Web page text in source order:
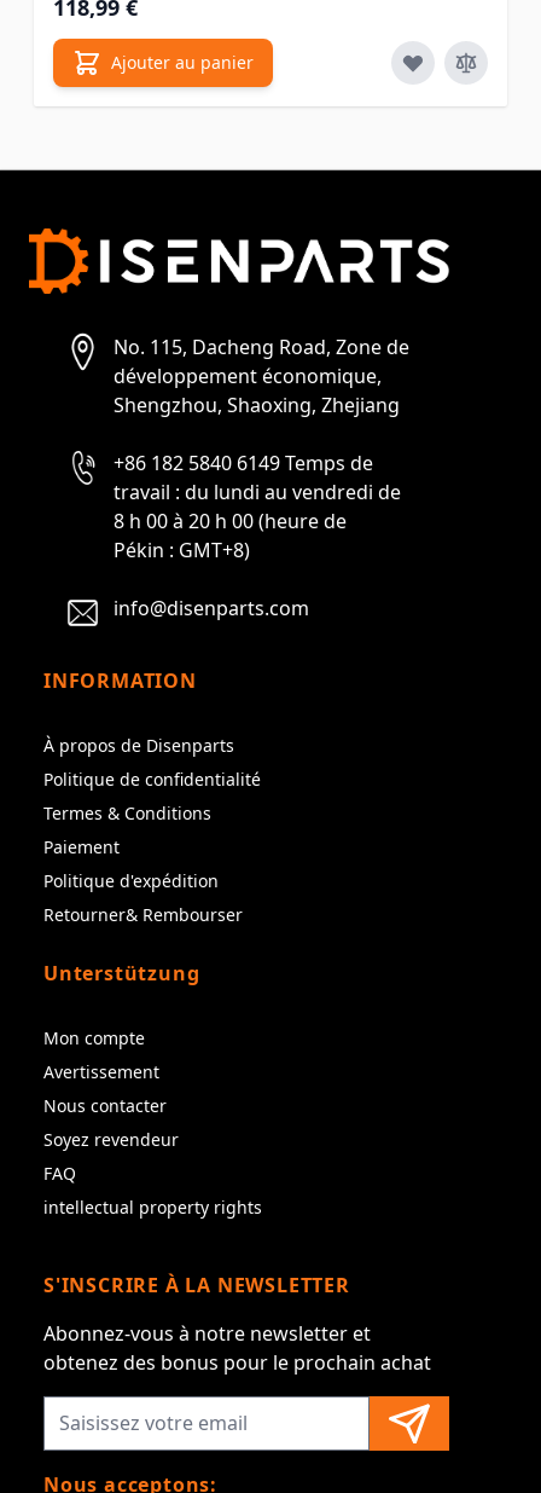
118,99 €
Ajouter au panier
No. 115, Dacheng Road, Zone de
développement économique,
Shengzhou, Shaoxing, Zhejiang
+86 182 5840 6149 Temps de
travail : du lundi au vendredi de
8 h 00 à 20 h 00 (heure de
Pékin : GMT+8)
info@disenparts.com
INFORMATION
À propos de Disenparts
Politique de confidentialité
Termes & Conditions
Paiement
Politique d'expédition
Retourner& Rembourser
Unterstützung
Mon compte
Avertissement
Nous contacter
Soyez revendeur
FAQ
intellectual property rights
S'INSCRIRE À LA NEWSLETTER
Abonnez-vous à notre newsletter et
obtenez des bonus pour le prochain achat
Nous acceptons: